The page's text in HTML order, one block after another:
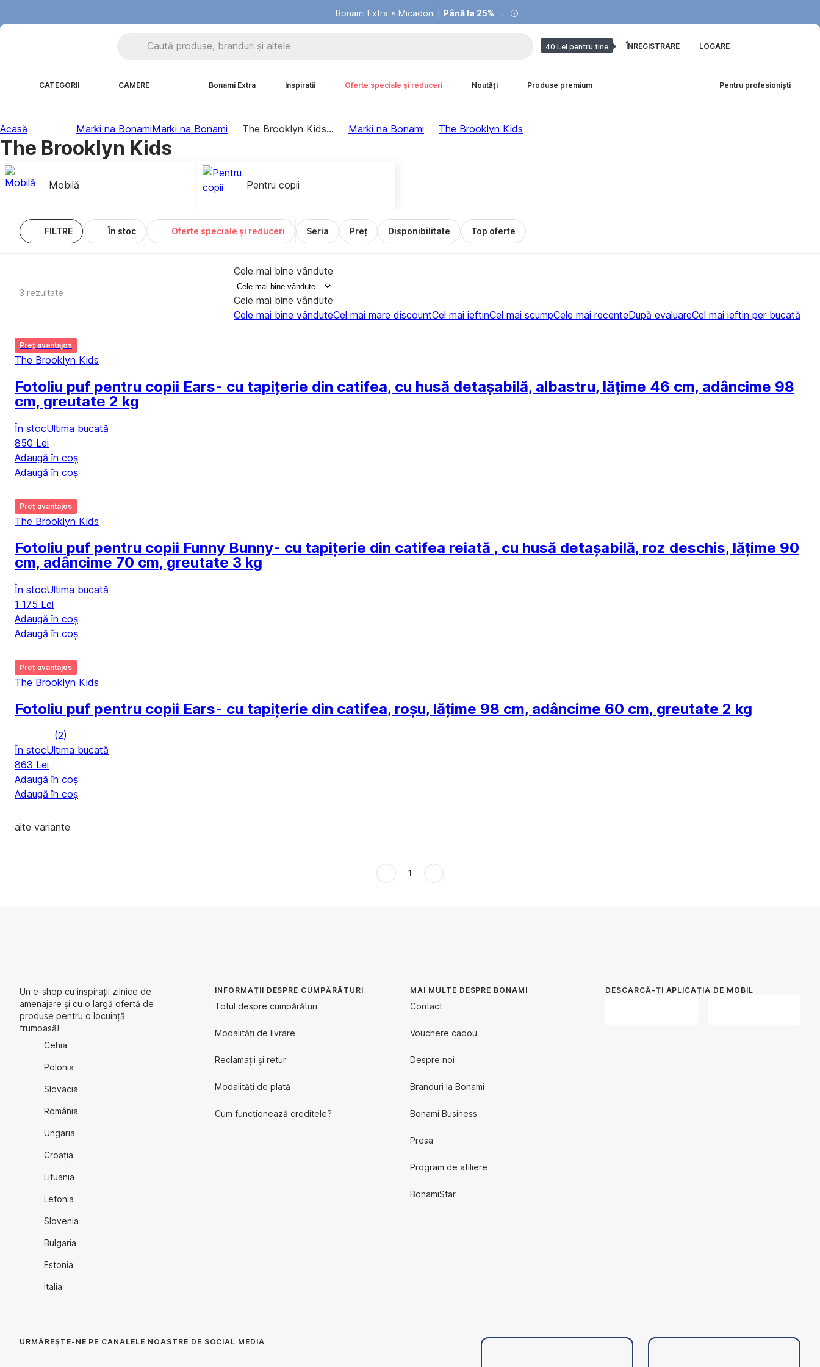
Bonami Extra × Micadoni | Până la 25% →
Summer Sale | Economisești până la 40% →
40 Lei pentru tine ÎNREGISTRARE LOGARE
CATEGORII CAMERE Bonami Extra Inspiratii Oferte speciale și reduceri Noutăți Produse premium Pentru profesioniști
Acasă Marki na BonamiMarki na Bonami The Brooklyn Kids... Marki na Bonami The Brooklyn Kids
The Brooklyn Kids
Mobilă Pentru copii
FILTRE În stoc Oferte speciale și reduceri Seria Preț Disponibilitate Top oferte
3 rezultate
Cele mai bine vândute
Cele mai bine vândute
Cele mai bine vânduteCel mai mare discountCel mai ieftinCel mai scumpCele mai recenteDupă evaluareCel mai ieftin per bucată
Preț avantajos
The Brooklyn Kids
Fotoliu puf pentru copii Ears- cu tapițerie din catifea, cu husă detașabilă, albastru, lățime 46 cm, adâncime 98
cm, greutate 2 kg
În stocUltima bucată
850 Lei
Adaugă în coș
Adaugă în coș
Preț avantajos
The Brooklyn Kids
Fotoliu puf pentru copii Funny Bunny- cu tapițerie din catifea reiată , cu husă detașabilă, roz deschis, lățime 90
cm, adâncime 70 cm, greutate 3 kg
În stocUltima bucată
1 175 Lei
Adaugă în coș
Adaugă în coș
Preț avantajos
The Brooklyn Kids
Fotoliu puf pentru copii Ears- cu tapițerie din catifea, roșu, lățime 98 cm, adâncime 60 cm, greutate 2 kg
(2)
În stocUltima bucată
863 Lei
Adaugă în coș
Adaugă în coș
alte variante
1
Un e-shop cu inspirații zilnice de
amenajare și cu o largă ofertă de
produse pentru o locuință
frumoasă!
Cehia
Polonia
Slovacia
România
Ungaria
Croația
Lituania
Letonia
Slovenia
Bulgaria
Estonia
Italia
INFORMAȚII DESPRE CUMPĂRĂTURI
Totul despre cumpărături
Modalități de livrare
Reclamații și retur
Modalități de plată
Cum funcționează creditele?
MAI MULTE DESPRE BONAMI
Contact
Vouchere cadou
Despre noi
Branduri la Bonami
Bonami Business
Presa
Program de afiliere
BonamiStar
DESCARCĂ-ȚI APLICAȚIA DE MOBIL
URMĂREȘTE-NE PE CANALELE NOASTRE DE SOCIAL MEDIA